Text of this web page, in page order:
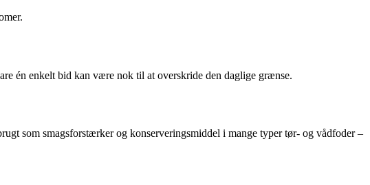
én enkelt bid kan være nok til at overskride den daglige grænse.
som smagsforstærker og konserveringsmiddel i mange typer tør- og vådfoder –